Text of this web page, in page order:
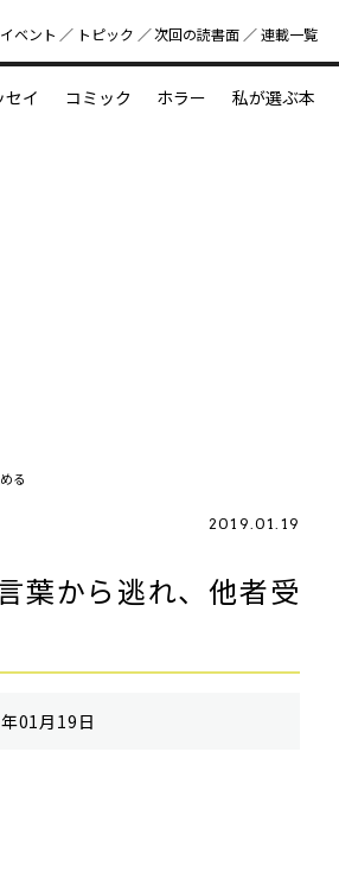
イベント トピック 次回の読書⾯ 連載一覧
セイ コミック ホラー 私が選ぶ本
る
2019.01.19
葉から逃れ、他者受
01月19日